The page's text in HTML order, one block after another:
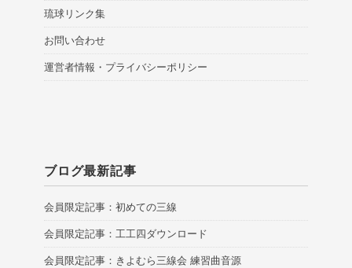
琉球リンク集
お問い合わせ
運営者情報・プライバシーポリシー
ブログ最新記事
会員限定記事：初めての三線
会員限定記事：工工四ダウンロード
会員限定記事：きよむら三線会 練習曲音源